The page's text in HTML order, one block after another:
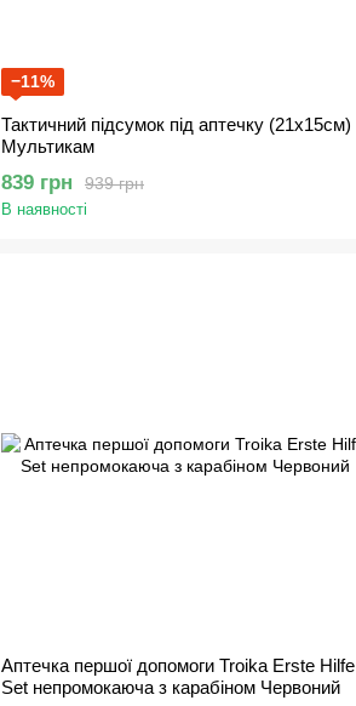
−11%
Тактичний підсумок під аптечку (21х15см)
Мультикам
939 грн
839 грн
В наявності
Аптечка першої допомоги Troika Erste Hilfe
Set непромокаюча з карабіном Червоний